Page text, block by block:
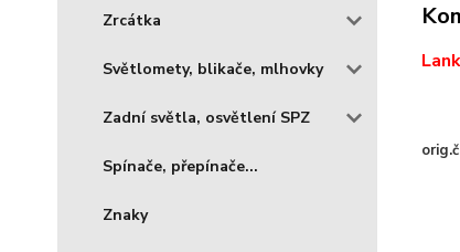
Zrcátka
Světlomety, blikače, mlhovky
Zadní světla, osvětlení SPZ
Spínače, přepínače...
Znaky